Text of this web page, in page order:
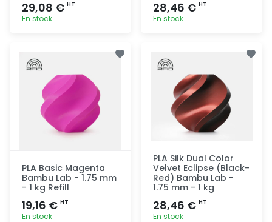
29,08 € HT
En stock
28,46 € HT
En stock
PLA Basic Magenta
Bambu Lab - 1.75 mm
- 1 kg Refill
19,16 € HT
En stock
PLA Silk Dual Color
Velvet Eclipse (Black-
Red) Bambu Lab -
1.75 mm - 1 kg
28,46 € HT
En stock